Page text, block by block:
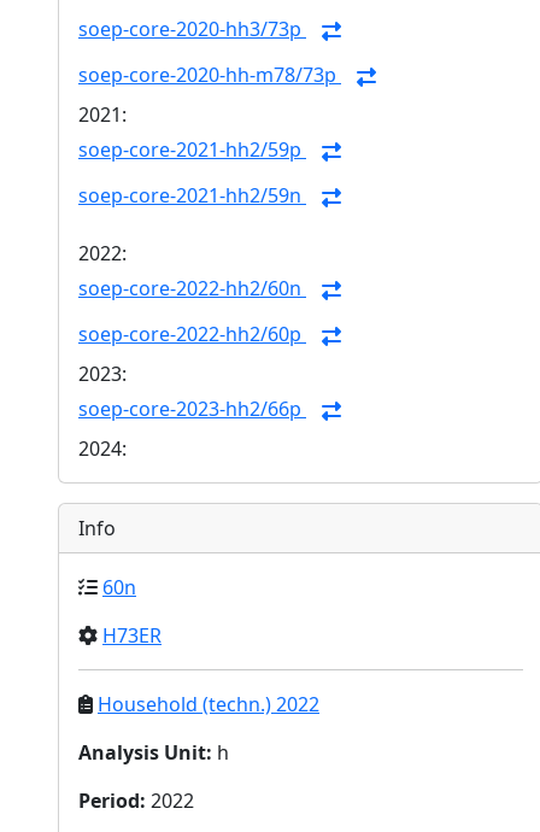
soep-core-2020-hh3/73p
soep-core-2020-hh-m78/73p
2021:
soep-core-2021-hh2/59p
soep-core-2021-hh2/59n
2022:
soep-core-2022-hh2/60n
soep-core-2022-hh2/60p
2023:
soep-core-2023-hh2/66p
2024:
Info
60n
H73ER
Household (techn.) 2022
Analysis Unit: h
Period: 2022